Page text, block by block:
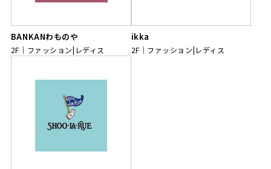
BANKANわものや
2F ファッション|レディス
ikka
2F ファッション|レディス